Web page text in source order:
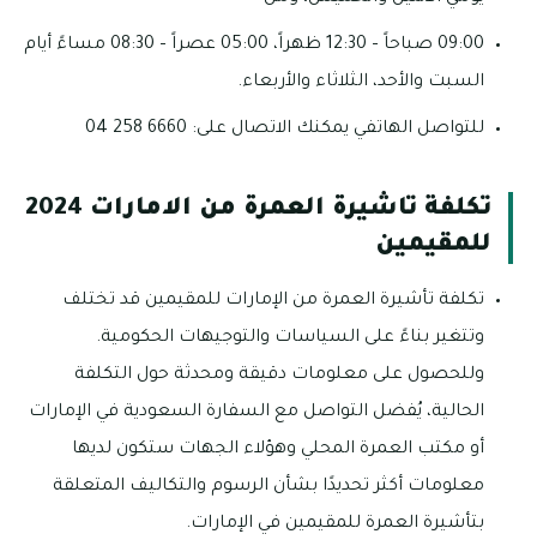
09:00 صباحاً – 12:30 ظهراً، 05:00 عصراً – 08:30 مساءً أيام
السبت والأحد، الثلاثاء والأربعاء.
للتواصل الهاتفي يمكنك الاتصال على: 6660 258 04
تكلفة تاشيرة العمرة من الامارات 2024
للمقيمين
تكلفة تأشيرة العمرة من الإمارات للمقيمين قد تختلف
وتتغير بناءً على السياسات والتوجيهات الحكومية.
وللحصول على معلومات دقيقة ومحدثة حول التكلفة
الحالية، يُفضل التواصل مع السفارة السعودية في الإمارات
أو مكتب العمرة المحلي وهؤلاء الجهات ستكون لديها
معلومات أكثر تحديدًا بشأن الرسوم والتكاليف المتعلقة
بتأشيرة العمرة للمقيمين في الإمارات.